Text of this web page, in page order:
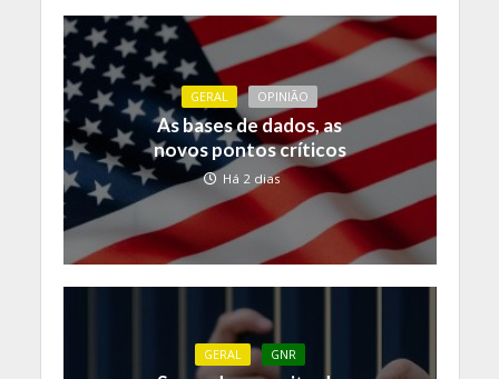
GERAL OPINIÃO
As bases de dados, as
novos pontos críticos
Há 2 dias
GERAL GNR